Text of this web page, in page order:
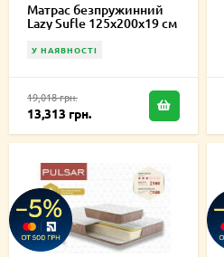
Матрас безпружинний
Lazy Sufle 125х200х19 см
У НАЯВНОСТІ
19,018 грн.
13,313 грн.